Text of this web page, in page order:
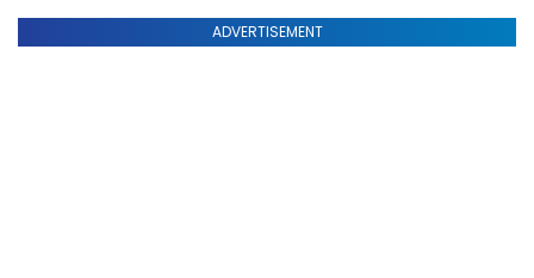
ADVERTISEMENT